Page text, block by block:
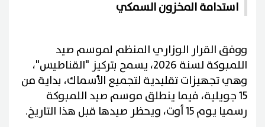
استدامة المخزون السمكي
ووفق القرار الوزاري المنظم لموسم صيد
اللمبوكة لسنة 2026، يسمح بتركيز "القناطيس"،
وهي تجهيزات تقليدية لتجميع الأسماك، بداية من
15 جويلية، فيما ينطلق موسم صيد اللمبوكة
رسميا يوم 15 أوت، ويحظر صيدها قبل هذا التاريخ.